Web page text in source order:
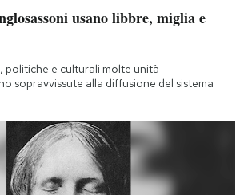
usano libbre, miglia e
politiche e culturali molte unità
sopravvissute alla diffusione del sistema